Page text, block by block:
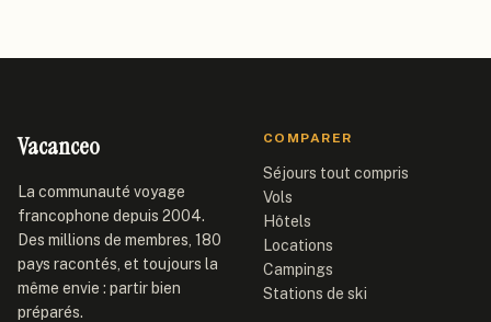
Vacanceo
La communauté voyage
francophone depuis 2004.
Des millions de membres, 180
pays racontés, et toujours la
même envie : partir bien
préparés.
COMPARER
Séjours tout compris
Vols
Hôtels
Locations
Campings
Stations de ski